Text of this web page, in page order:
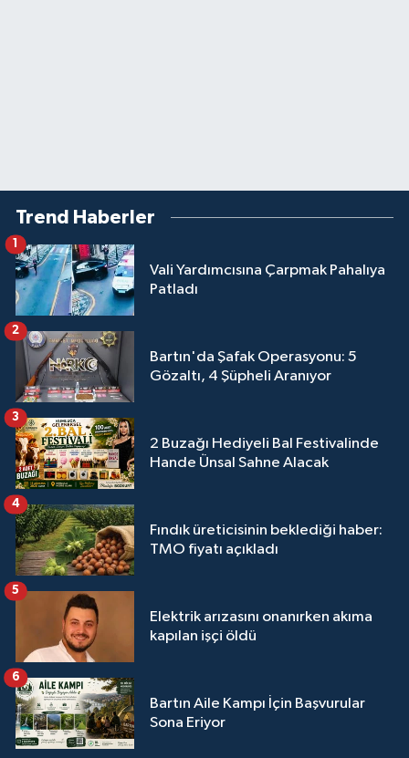
Trend Haberler
Vali Yardımcısına Çarpmak Pahalıya
Patladı
1
Bartın'da Şafak Operasyonu: 5
Gözaltı, 4 Şüpheli Aranıyor
2
2 Buzağı Hediyeli Bal Festivalinde
Hande Ünsal Sahne Alacak
3
Fındık üreticisinin beklediği haber:
TMO fiyatı açıkladı
4
Elektrik arızasını onanırken akıma
kapılan işçi öldü
5
Bartın Aile Kampı İçin Başvurular
Sona Eriyor
6